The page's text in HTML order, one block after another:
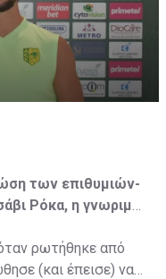
των επιθυμιών-
Ρόκα, η γνωριμία
ρωτήθηκε από
(και έπεισε) να